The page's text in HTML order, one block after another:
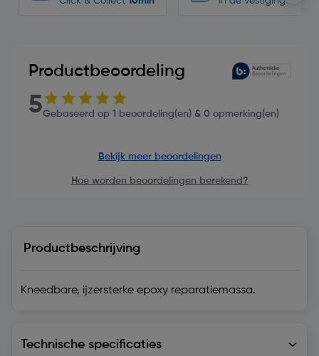
Productbeoordeling
5Gebaseerd op 1 beoordeling(en) & 0 opmerking(en)
Bekijk meer beoordelingen
Hoe worden beoordelingen berekend?
Productbeschrijving
Kneedbare, ijzersterke epoxy reparatiemassa.
Technische specificaties